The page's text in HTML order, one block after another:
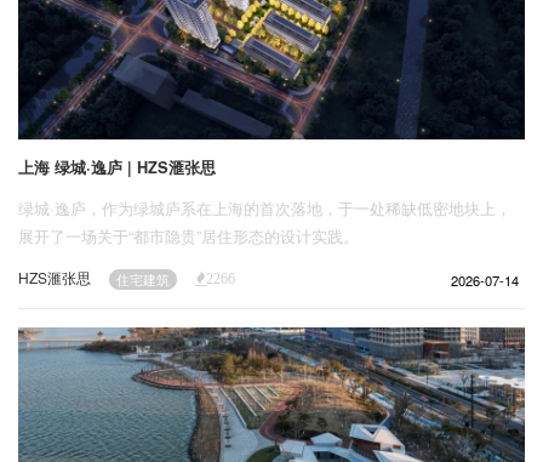
上海 绿城·逸庐 | HZS滙张思
绿城·逸庐，作为绿城庐系在上海的首次落地，于一处稀缺低密地块上，
展开了一场关于“都市隐贵”居住形态的设计实践。
HZS滙张思 住宅建筑 2266 2026-07-14